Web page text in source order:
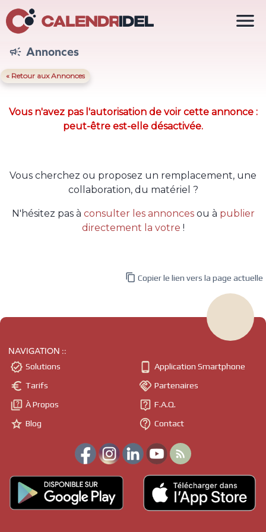
 Annonces
« Retour aux Annonces
Vous n'avez pas l'autorisation de voir cette annonce :
peut-être est-elle désactivée.
Vous cherchez ou proposez un remplacement, une
collaboration, du matériel ?
N'hésitez pas à consulter les annoncesou à publier
directement la votre !

 Copier le lien vers la page actuelle
NAVIGATION ::
 Solutions
 Tarifs
 À Propos
 Blog
 Application Smartphone
 Partenaires
 F.A.Q.
 Contact
